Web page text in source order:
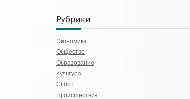
Рубрики
Экономика
Общество
Образование
Культура
Спорт
Происшествия